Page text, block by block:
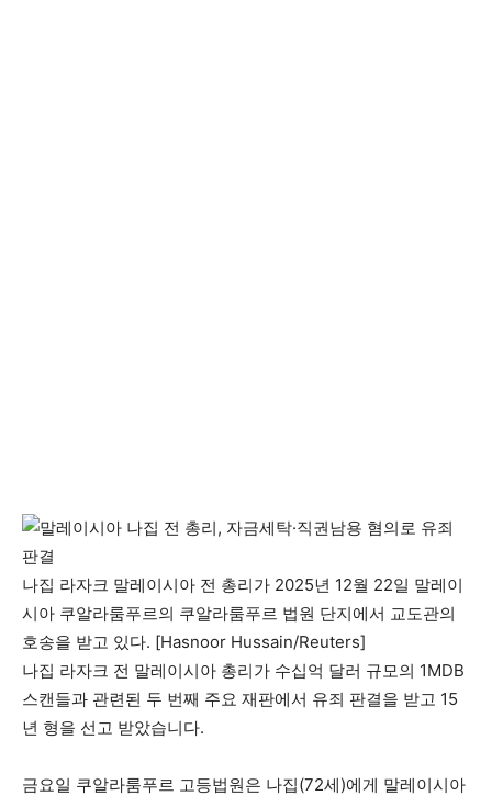
나집 라자크 말레이시아 전 총리가 2025년 12월 22일 말레이
시아 쿠알라룸푸르의 쿠알라룸푸르 법원 단지에서 교도관의
호송을 받고 있다. [Hasnoor Hussain/Reuters]
나집 라자크 전 말레이시아 총리가 수십억 달러 규모의 1MDB
스캔들과 관련된 두 번째 주요 재판에서 유죄 판결을 받고 15
년 형을 선고 받았습니다.
금요일 쿠알라룸푸르 고등법원은 나집(72세)에게 말레이시아